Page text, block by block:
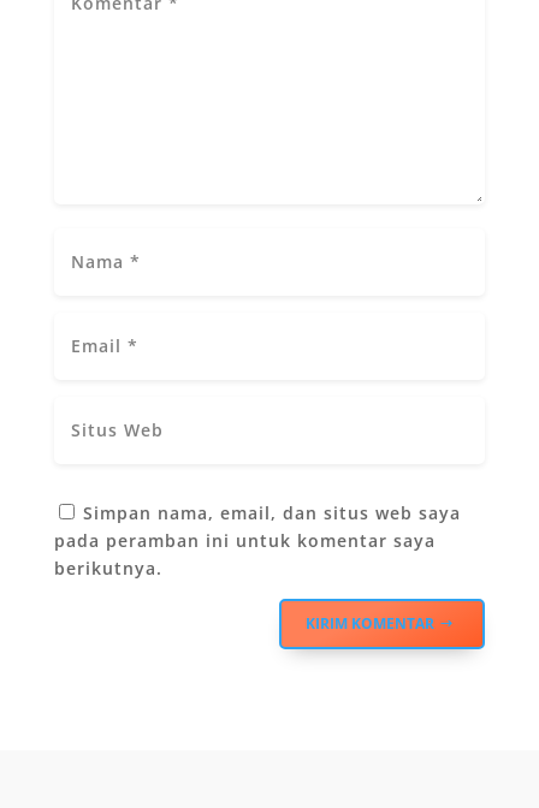
Simpan nama, email, dan situs web saya
pada peramban ini untuk komentar saya
berikutnya.
KIRIM KOMENTAR